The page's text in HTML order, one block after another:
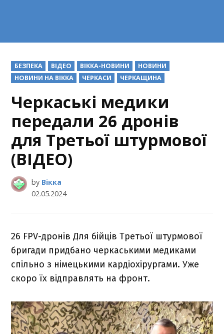
POSTED
IN
БЕЗПЕКА ВІДЕО ВІККА-НОВИНИ
НОВИНИ
НОВИНИ НА ВІККА
ЧЕРКАСИ ЧЕРКАЩИНА
Черкаські медики
передали 26 дронів
для Третьої штурмової
(ВІДЕО)
by Вікка
02.05.2024
26 FPV-дронів Для бійців Третьої штурмової
бригади придбано черкаськими медиками
спільно з німецькими кардіохірургами. Уже
скоро їх відправлять на фронт.